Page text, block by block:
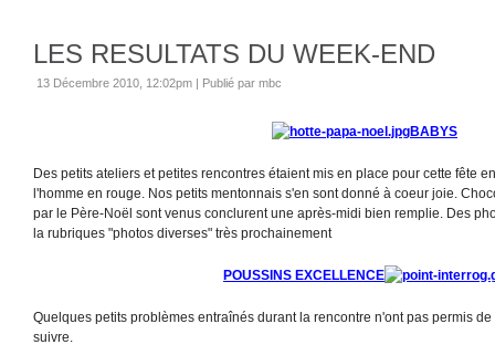
LES RESULTATS DU WEEK-END
13 Décembre 2010, 12:02pm | Publié par mbc
BABYS
Des petits ateliers et petites rencontres étaient mis en place pour cette fête
l'homme en rouge. Nos petits mentonnais s'en sont donné à coeur joie.
par le Père-Noël sont venus conclurent une après-midi bien remplie. Des
la rubriques "photos diverses" très prochainement
POUSSINS EXCELLENCE
Quelques petits problèmes entraînés durant la rencontre n'ont pas permis de
suivre.